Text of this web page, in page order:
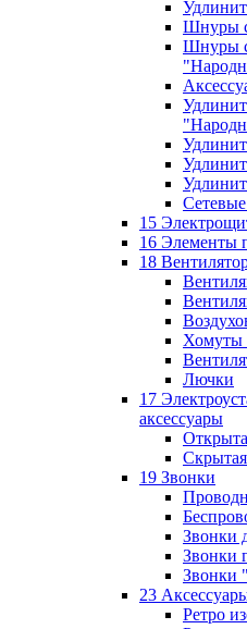
Шнуры
Шнуры
15
16 Элементы
18
Хомуты
Лючки
17
аксессуары
19 Звонки
Звонки
Звонки
Звонки
23
Ретро